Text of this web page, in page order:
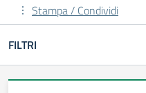
Stampa / Condividi
FILTRI